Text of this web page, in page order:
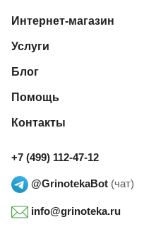
Интернет-магазин
Услуги
Блог
Помощь
Контакты
+7 (499) 112-47-12
@GrinotekaBot (чат)
info@grinoteka.ru